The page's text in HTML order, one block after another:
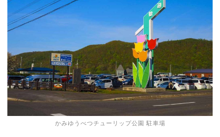
かみゆうべつチューリップ公園 駐車場